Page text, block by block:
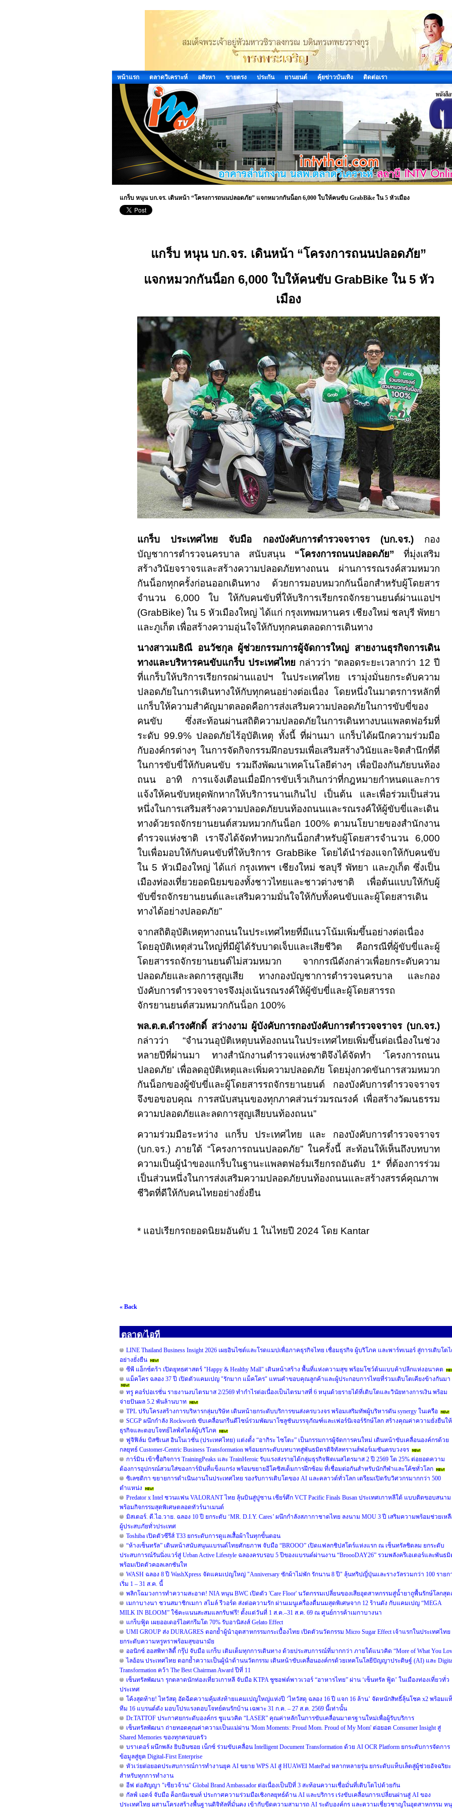
หน้าแรก ตลาดวิเคราะห์ อสังหา ขายตรง ประกัน ยานยนต์ คุ้ยข่าวบันเทิง ติดต่อเรา
แกร็บ หนุน บก.จร. เดินหน้า “โครงการถนนปลอดภัย” แจกหมวกกันน็อก 6,000 ใบให้คนขับ GrabBike ใน 5 หัวเมือง
แกร็บ หนุน บก.จร. เดินหน้า “โครงการถนนปลอดภัย”
แจกหมวกกันน็อก 6,000 ใบให้คนขับ GrabBike ใน 5 หัว
เมือง
แกร็บ ประเทศไทย จับมือ กองบังคับการตำรวจจราจร (บก.จร.) กอง
บัญชาการตำรวจนครบาล สนับสนุน “โครงการถนนปลอดภัย” ที่มุ่งเสริม
สร้างวินัยจราจรและสร้างความปลอดภัยทางถนน ผ่านการรณรงค์สวมหมวก
กันน็อกทุกครั้งก่อนออกเดินทาง ด้วยการมอบหมวกกันน็อกสำหรับผู้โดยสาร
จำนวน 6,000 ใบ ให้กับคนขับที่ให้บริการเรียกรถจักรยานยนต์ผ่านแอปฯ
(GrabBike)ใน 5 หัวเมืองใหญ่ ได้แก่ กรุงเทพมหานคร เชียงใหม่ ชลบุรี พัทยา
และภูเก็ต เพื่อสร้างความอุ่นใจให้กับทุกคนตลอดการเดินทาง
นางสาวเมธิณี อนวัชกุล ผู้ช่วยกรรมการผู้จัดการใหญ่ สายงานธุรกิจการเดิน
ทางและบริหารคนขับแกร็บ ประเทศไทย กล่าวว่า “ตลอดระยะเวลากว่า 12 ปี
ที่แกร็บให้บริการเรียกรถผ่านแอปฯ ในประเทศไทย เรามุ่งมั่นยกระดับความ
ปลอดภัยในการเดินทางให้กับทุกคนอย่างต่อเนื่อง โดยหนึ่งในมาตรการหลักที่
แกร็บให้ความสำคัญมาตลอดคือการส่งเสริมความปลอดภัยในการขับขี่ของ
คนขับ ซึ่งสะท้อนผ่านสถิติความปลอดภัยในการเดินทางบนแพลตฟอร์มที่
ระดับ 99.9% ปลอดภัยไร้อุบัติเหตุ ทั้งนี้ ที่ผ่านมา แกร็บได้ผนึกความร่วมมือ
กับองค์กรต่างๆ ในการจัดกิจกรรมฝึกอบรมเพื่อเสริมสร้างวินัยและจิตสำนึกที่ดี
ในการขับขี่ให้กับคนขับ รวมถึงพัฒนาเทคโนโลยีต่างๆ เพื่อป้องกันภัยบนท้อง
ถนน อาทิ การแจ้งเตือนเมื่อมีการขับเร็วเกินกว่าที่กฎหมายกำหนดและการ
แจ้งให้คนขับหยุดพักหากให้บริการนานเกินไป เป็นต้น และเพื่อร่วมเป็นส่วน
หนึ่งในการเสริมสร้างความปลอดภัยบนท้องถนนและรณรงค์ให้ผู้ขับขี่และเดิน
ทางด้วยรถจักรยานยนต์สวมหมวกกันน็อก 100% ตามนโยบายของสำนักงาน
ตำรวจแห่งชาติ เราจึงได้จัดทำหมวกกันน็อกสำหรับผู้โดยสารจำนวน 6,000
ใบเพื่อมอบให้กับคนขับที่ให้บริการ GrabBike โดยได้นำร่องแจกให้กับคนขับ
ใน 5 หัวเมืองใหญ่ ได้แก่ กรุงเทพฯ เชียงใหม่ ชลบุรี พัทยา และภูเก็ต ซึ่งเป็น
เมืองท่องเที่ยวยอดนิยมของทั้งชาวไทยและชาวต่างชาติ เพื่อต้นแบบให้กับผู้
ขับขี่รถจักรยานยนต์และเสริมความมั่นใจให้กับทั้งคนขับและผู้โดยสารเดิน
ทางได้อย่างปลอดภัย”
จากสถิติอุบัติเหตุทางถนนในประเทศไทยที่มีแนวโน้มเพิ่มขึ้นอย่างต่อเนื่อง
โดยอุบัติเหตุส่วนใหญ่ที่มีผู้ได้รับบาดเจ็บและเสียชีวิต คือกรณีที่ผู้ขับขี่และผู้
โดยสารรถจักรยานยนต์ไม่สวมหมวก จากกรณีดังกล่าวเพื่อยกระดับความ
ปลอดภัยและลดการสูญเสีย ทางกองบัญชาการตำรวจนครบาล และกอง
บังคับการตำรวจจราจรจึงมุ่งเน้นรณรงค์ให้ผู้ขับขี่และผู้โดยสารรถ
จักรยานยนต์สวมหมวกกันน็อก 100%
พล.ต.ต.ดำรงศักดิ์ สว่างงาม ผู้บังคับการกองบังคับการตำรวจจราจร (บก.จร.)
กล่าวว่า “จำนวนอุบัติเหตุบนท้องถนนในประเทศไทยเพิ่มขึ้นต่อเนื่องในช่วง
หลายปีที่ผ่านมา ทางสำนักงานตำรวจแห่งชาติจึงได้จัดทำ ‘โครงการถนน
ปลอดภัย’ เพื่อลดอุบัติเหตุและเพิ่มความปลอดภัย โดยมุ่งกวดขันการสวมหมวก
กันน็อกของผู้ขับขี่และผู้โดยสารรถจักรยานยนต์ กองบังคับการตำรวจจราจร
จึงขอขอบคุณ การสนับสนุนของทุกภาคส่วนร่วมรณรงค์ เพื่อสร้างวัฒนธรรม
ความปลอดภัยและลดการสูญเสียบนท้องถนน”
ความร่วมมือระหว่าง แกร็บ ประเทศไทย และ กองบังคับการตำรวจจราจร
(บก.จร.) ภายใต้ “โครงการถนนปลอดภัย” ในครั้งนี้ สะท้อนให้เห็นถึงบทบาท
ความเป็นผู้นำของแกร็บในฐานะแพลตฟอร์มเรียกรถอันดับ 1* ที่ต้องการร่วม
เป็นส่วนหนึ่งในการส่งเสริมความปลอดภัยบนท้องถนนและสร้างสรรค์คุณภาพ
ชีวิตที่ดีให้กับคนไทยอย่างยั่งยืน
* แอปเรียกรถยอดนิยมอันดับ 1 ในไทยปี 2024 โดย Kantar
« Back
ตลาด/ไอที
LINE Thailand Business Insight 2026 เผยอินไซต์และโรดแมปเพื่อภาคธุรกิจไทย เชื่อมธุรกิจ ผู้บริโภค และพาร์ทเนอร์ สู่การเติบโต
อย่างยั่งยืน
ซีพี แอ็กซ์ตร้า เปิดยุทธศาสตร์ "Happy & Healthy Mall" เดินหน้าสร้าง พื้นที่แห่งความสุข พร้อมโชว์ต้นแบบค้าปลีกแห่งอนาคต
แม็คโคร ฉลอง 37 ปี เปิดตัวแคมเปญ "รักมาก แม็คโคร" แทนคำขอบคุณลูกค้าและผู้ประกอบการไทยที่ร่วมเติบโตเคียงข้างกันมา
ทรู คอร์ปอเรชั่น รายงานงบไตรมาส 2/2569 ทำกำไรต่อเนื่องเป็นไตรมาสที่ 6 หนุนด้วยรายได้ที่เติบโตและวินัยทางการเงิน พร้อม
จ่ายปันผล 5.2 พันล้านบาท
TPL ปรับโครงสร้างการบริหารกลุ่มบริษัท เดินหน้ายกระดับบริการขนส่งครบวงจร พร้อมเสริมทัพผู้บริหารดัน synergy ในเครือ
SCGP ผนึกกำลัง Rockworth ขับเคลื่อนกรีนดีไซน์ร่วมพัฒนาโซลูชันบรรจุภัณฑ์และเฟอร์นิเจอร์รักษ์โลก สร้างคุณค่าความยั่งยืนให้
ธุรกิจและตอบโจทย์ไลฟ์สไตล์ผู้บริโภค
ฟูจิฟิล์ม บิสซิเนส อินโนเวชั่น (ประเทศไทย) แต่งตั้ง “อากิระ ไซโตะ” เป็นกรรมการผู้จัดการคนใหม่ เดินหน้าขับเคลื่อนองค์กรด้วย
กลยุทธ์ Customer-Centric Business Transformation พร้อมยกระดับบทบาทสู่พันธมิตรดิจิทัลทรานส์ฟอร์เมชันครบวงจร
การ์มิน เข้าซื้อกิจการ TrainingPeaks และ TrainHeroic รับแรงส่งรายได้กลุ่มธุรกิจฟิตเนสไตรมาส 2 ปี 2569 โต 25% ต่อยอดความ
ต้องการอุปกรณ์สวมใส่ของการ์มินที่แข็งแกร่ง พร้อมขยายอีโคซิสเต็มการฝึกซ้อม ที่เชื่อมต่อกันสำหรับนักกีฬาและโค้ชทั่วโลก
ซิเลซติกา ขยายการดำเนินงานในประเทศไทย รองรับการเติบโตของ AI และคลาวด์ทั่วโลก เตรียมเปิดรับวิศวกรมากกว่า 500
ตำแหน่ง
Predator x Intel ชวนแฟน VALORANT ไทย ลุ้นบินสู่ปูซาน เชียร์ศึก VCT Pacific Finals Busan ประเทศเกาหลีใต้ แบบติดขอบสนาม
พร้อมกิจกรรมสุดพิเศษตลอดทัวร์นาเมนต์
มิสเตอร์. ดี.ไอ.วาย. ฉลอง 10 ปี ยกระดับ ‘MR. D.I.Y. Cares’ ผนึกกำลังสภากาชาดไทย ลงนาม MOU 3 ปี เสริมความพร้อมช่วยเห
ผู้ประสบภัยทั่วประเทศ
Toshiba เปิดตัวซีรีส์ T33 ยกระดับการดูแลเสื้อผ้าในทุกขั้นตอน
“ห้างเซ็นทรัล” เดินหน้าสนับสนุนแบรนด์ไทยศักยภาพ จับมือ “BROOO” เปิดแฟลกชิปสโตร์แห่งแรก ณ เซ็นทรัลชิดลม ยกระดับ
ประสบการณ์รันนิ่งแวร์สู่ Urban Active Lifestyle ฉลองครบรอบ 5 ปีของแบรนด์ผ่านงาน “BroooDAY26” รวมพลังครีเอเตอร์และพันธมิ
พร้อมเปิดตัวคอลเลกชันให
WASH ฉลอง 8 ปี WashXpress จัดแคมเปญใหญ่ "Anniversary ซักผ้าไม่พัก รักนาน 8 ปี" ลุ้นทริปญี่ปุ่นและรางวัลรวมกว่า 100 รายก
เริ่ม 1 – 31 ส.ค. นี้
พลิกโฉมวงการทำความสะอาด! NIA หนุน BWC เปิดตัว 'Care Floor' นวัตกรรมเปลี่ยนของเสียอุตสาหกรรมสู่น้ำยาถูพื้นรักษ์โลกสุด
เมกาบางนา ชวนสมาชิกเมกา สไมล์ รีวอร์ด ส่งต่อความรัก ผ่านเมนูเครื่องดื่มนมสุดพิเศษจาก 12 ร้านดัง กับแคมเปญ “MEGA
MILK IN BLOOM” ใช้คะแนนสะสมแลกรับฟรี! ตั้งแต่วันที่ 1 ส.ค.–31 ส.ค. 69 ณ ศูนย์การค้าเมกาบางนา
แกร็บฟู้ด เผยออเดอร์ไอศกรีมโต 70% รับอานิสงส์ Gelato Effect
UMI GROUP ส่ง DURAGRES ตอกย้ำผู้นำอุตสาหกรรมกระเบื้องไทย เปิดตัวนวัตกรรม Micro Sugar Effect เจ้าแรกในประเทศไทย
ยกระดับความหรูหราพร้อมสุขอนามัย
ออนิกซ์ ฮอสพิทาลิตี้ กรุ๊ป จับมือ แกร็บ เติมเต็มทุกการเดินทาง ด้วยประสบการณ์ที่มากกว่า ภายใต้แนวคิด “More of What You
ไลอ้อน ประเทศไทย ตอกย้ำความเป็นผู้นำด้านนวัตกรรม เดินหน้าขับเคลื่อนองค์กรด้วยเทคโนโลยีปัญญาประดิษฐ์ (AI) และ
Transformation คว้า The Best Chairman Award ปีที่ 11
เซ็นทรัลพัฒนา รุกตลาดนักท่องเที่ยวเกาหลี จับมือ KTPA ชูซอฟต์พาวเวอร์ “อาหารไทย” ผ่าน ‘เซ็นทรัล ฟู้ด’ ในเมืองท่องเที่ยวทั่ว
ประเทศ
โค้งสุดท้าย! ไทวัสดุ อัดฉีดความคุ้มส่งท้ายแคมเปญใหญ่แห่งปี ‘ไทวัสดุ ฉลอง 16 ปี แจก 16 ล้าน’ จัดหนักสิทธิ์ลุ้นโชค x2 พร้อมแ
ทีม 16 แบรนด์ดัง มอบโปรแรงตอบโจทย์คนรักบ้าน เฉพาะ 31 ก.ค. – 27 ส.ค. 2569 นี้เท่านั้น
Dr.TATTOF ประกาศยกระดับองค์กร ชูแนวคิด “LASER” คุณค่าหลักในการขับเคลื่อนมาตรฐานใหม่เพื่อผู้รับบริการ
เซ็นทรัลพัฒนา ถ่ายทอดคุณค่าความเป็นแม่ผ่าน 'Mom Moments: Proud Mom. Proud of My Mom' ต่อยอด Consumer Insight สู่
Shared Memories ของทุกครอบครัว
บราเดอร์ ผนึกพลัง ยิบอินซอย เน็กซ์ ร่วมขับเคลื่อน Intelligent Document Transformation ด้วย AI OCR Platform ยกระดับการจัดการ
ข้อมูลสู่ยุค Digital-First Enterprise
หัวเว่ยต่อยอดประสบการณ์การทำงานยุค AI ขยาย WPS AI สู่ HUAWEI MatePad หลากหลายรุ่น ยกระดับแท็บเล็ตสู่ผู้ช่วยอัจฉริยะ
สำหรับทุกการทำงาน
อีฟ ต่อสัญญา "เซียวจ้าน" Global Brand Ambassador ต่อเนื่องเป็นปีที่ 3 สะท้อนความเชื่อมั่นที่เติบโตไปด้วยกัน
กัลฟ์ เอดจ์ จับมือ ค็อกนิแซนท์ ประกาศความร่วมมือเชิงกลยุทธ์ด้าน AI และบริการ เร่งขับเคลื่อนการเปลี่ยนผ่านสู่ AI ของ
ประเทศไทย ผสานโครงสร้างพื้นฐานดิจิทัลที่มั่นคง เข้ากับขีดความสามารถ AI ระดับองค์กร และความเชี่ยวชาญในอุตสาหกรรม ห